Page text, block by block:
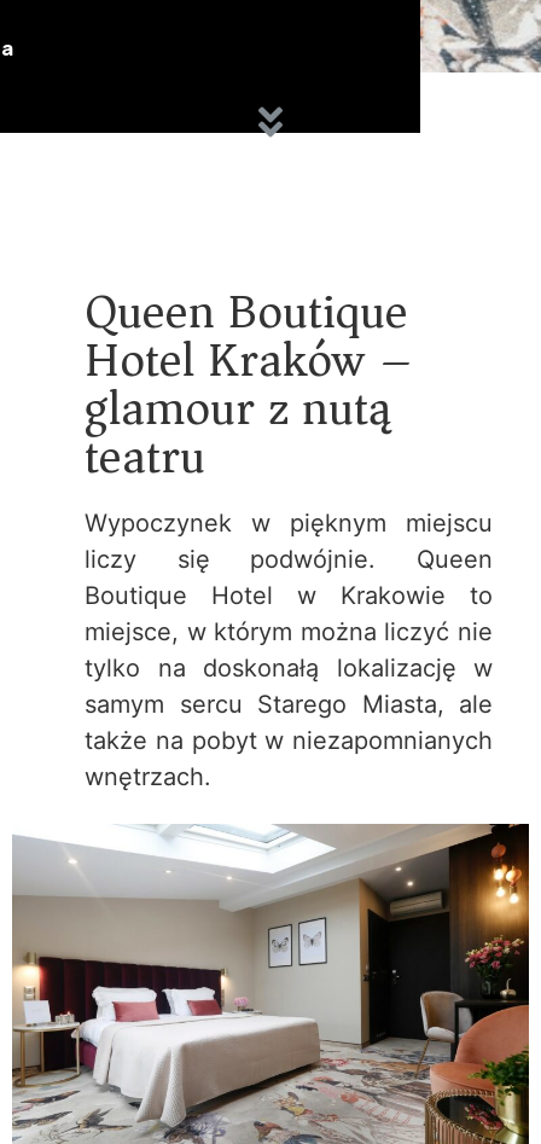
Queen Boutique
Hotel Kraków –
glamour z nutą
teatru
Wypoczynek w pięknym miejscu
liczy się podwójnie. Queen
Boutique Hotel w Krakowie to
miejsce, w którym można liczyć nie
tylko na doskonałą lokalizację w
samym sercu Starego Miasta, ale
także na pobyt w niezapomnianych
wnętrzach.